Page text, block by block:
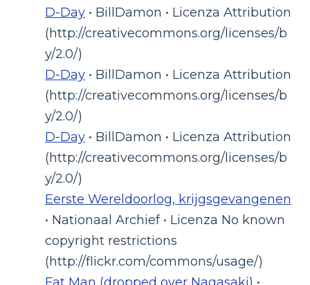
D-Day • BillDamon • Licenza Attribution
(http://creativecommons.org/licenses/b
y/2.0/)
D-Day • BillDamon • Licenza Attribution
(http://creativecommons.org/licenses/b
y/2.0/)
D-Day • BillDamon • Licenza Attribution
(http://creativecommons.org/licenses/b
y/2.0/)
Eerste Wereldoorlog, krijgsgevangenen
• Nationaal Archief • Licenza No known
copyright restrictions
(http://flickr.com/commons/usage/)